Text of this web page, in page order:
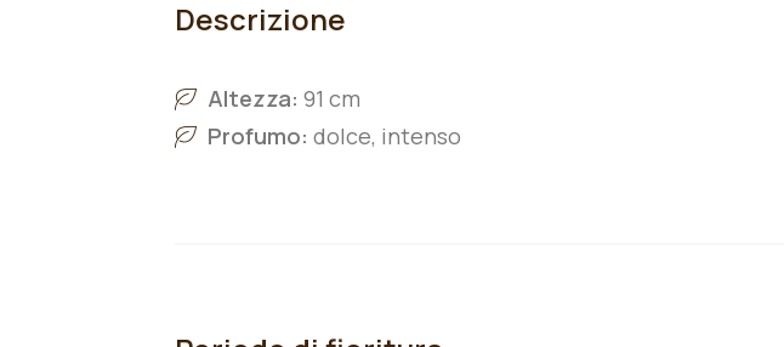
Descrizione
Altezza: 91 cm
Profumo: dolce, intenso